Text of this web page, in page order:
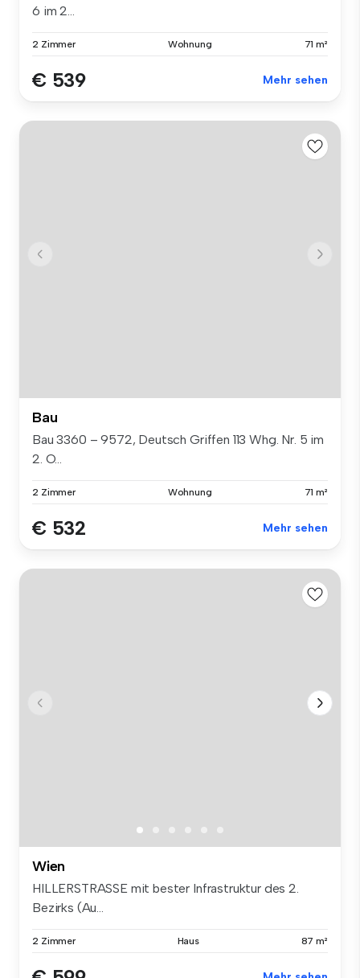
6 im 2...
2 Zimmer Wohnung 71 m²
€ 539 Mehr sehen
Bau
Bau 3360 – 9572, Deutsch Griffen 113 Whg. Nr. 5 im
2. O...
2 Zimmer Wohnung 71 m²
€ 532 Mehr sehen
Wien
HILLERSTRASSE mit bester Infrastruktur des 2.
Bezirks (Au...
2 Zimmer Haus 87 m²